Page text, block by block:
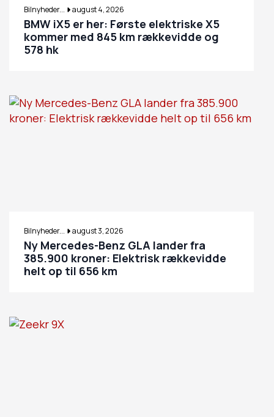
Bilnyheder... august 4, 2026
BMW iX5 er her: Første elektriske X5
kommer med 845 km rækkevidde og
578 hk
Bilnyheder... august 3, 2026
Ny Mercedes-Benz GLA lander fra
385.900 kroner: Elektrisk rækkevidde
helt op til 656 km